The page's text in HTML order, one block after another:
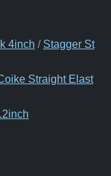
4inch / Stagger St
Straight Elast